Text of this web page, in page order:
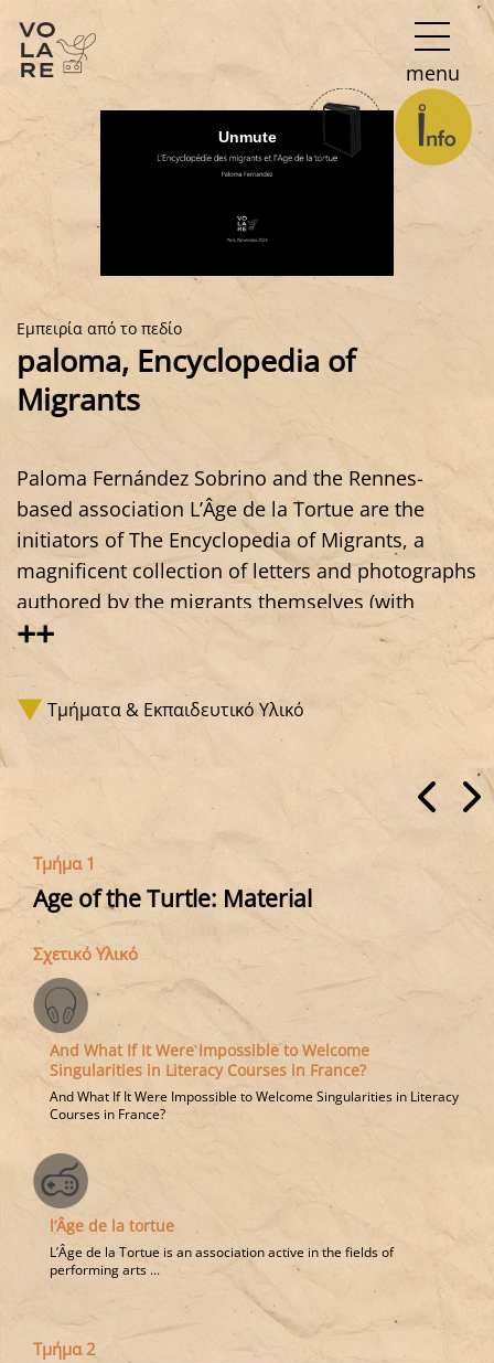
Κύρια
πλοήγηση
menu
Εμπειρία από το πεδίο
paloma, Encyclopedia of
Migrants
Paloma Fernández Sobrino and the Rennes-
based association L’Âge de la Tortue are the
initiators of The Encyclopedia of Migrants, a
magnificent collection of letters and photographs
authored by the migrants themselves (with
support for translation and photography). Above
all, it shows that being in exile, in migration, is
not only about bringing suffering or problems,
but also—quite simply—a life, lives, desires,
ideas, creations. A wealth that is documented
through a project spanning the Atlantic coast of
Europe, from Gibraltar to Portugal, Spain, and
France, and which resonates with many of the
testimonies and initiatives we collect and
present.
++
Τμήματα & Εκπαιδευτικό Υλικό
Τμήμα 1
Age of the Turtle: Material
Σχετικό Υλικό
And What If It Were Impossible to Welcome
Singularities in Literacy Courses in France?
And What If It Were Impossible to Welcome Singularities in Literacy
Courses in France?
l’Âge de la tortue
L’Âge de la Tortue is an association active in the fields of
performing arts ...
Τμήμα 2